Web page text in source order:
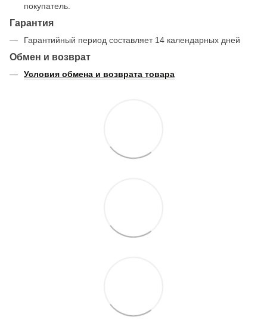
покупатель.
Гарантия
Гарантийный период составляет 14 календарных дней
Обмен и возврат
Условия обмена и возврата товара